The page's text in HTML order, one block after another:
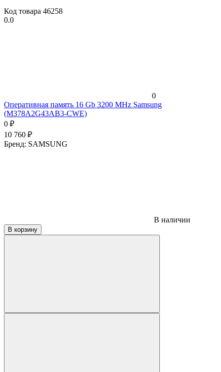
Код товара 46258
0.0
0
Оперативная память 16 Gb 3200 MHz Samsung
(M378A2G43AB3-CWE)
0 ₽
10 760 ₽
Бренд: SAMSUNG
В наличии
В корзину